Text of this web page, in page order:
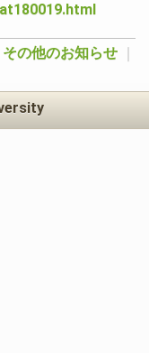
その他のお知らせ